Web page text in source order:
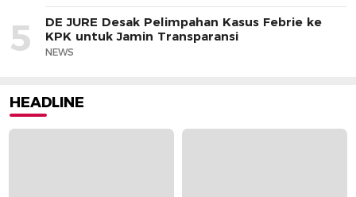
5
DE JURE Desak Pelimpahan Kasus Febrie ke
KPK untuk Jamin Transparansi
NEWS
HEADLINE